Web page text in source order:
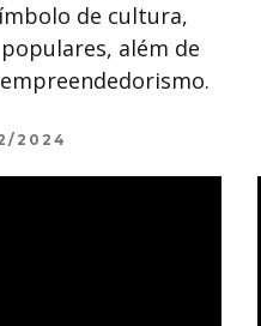
de cultura,
além de
2024